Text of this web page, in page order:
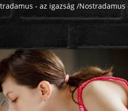
- az igazság /